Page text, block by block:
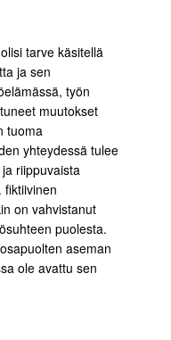
tarve käsitellä
ja sen
työn
muutokset
tuoma
yhteydessä tulee
riippuvaista
fiktiivinen
on vahvistanut
puolesta.
aseman
ole avattu sen